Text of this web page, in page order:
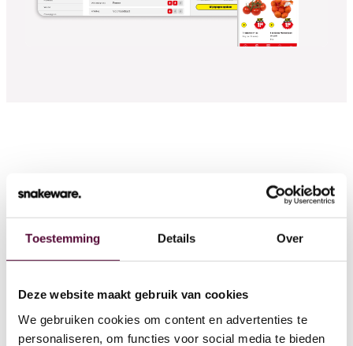
Toestemming Details Over
Deze website maakt gebruik van cookies
We gebruiken cookies om content en advertenties te
personaliseren, om functies voor social media te bieden
Verlaag de druk op de
servicedeskmet een slimme
chatbot
Deze slimme digitale collega staat 24/7
klaar voor Florence, beantwoordt direct
vragen en verlaagt zo de werkdruk voor